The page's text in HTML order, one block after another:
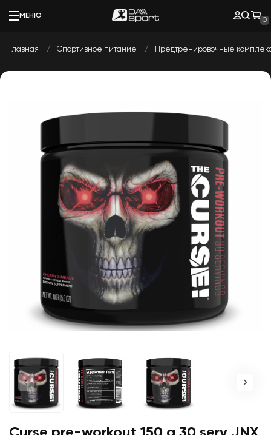
МЕНЮ
0
Главная Спортивное питание Предтренировочные